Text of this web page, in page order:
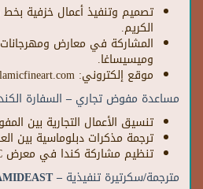
تصميم وتنفيذ أعمال خزفية
الكريم.
المشاركة في معارض
وميسيساغا.
موقع إلكتروني: banaislamicfineart.com
مساعدة مفوض تجاري – السفارة
تنسيق الأعمال التجارية بين
ترجمة مذكرات دبلوماسية بين
تنظيم مشاركة كندا في معرض ADIPEC – أبوظبي.
مترجمة/سكرتيرة تنفيذية – AMIDEAST